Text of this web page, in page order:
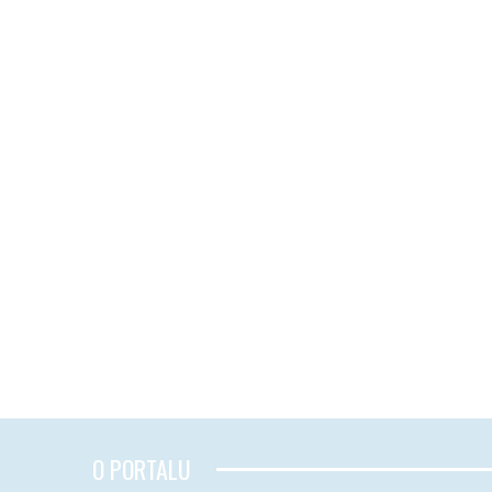
O PORTALU